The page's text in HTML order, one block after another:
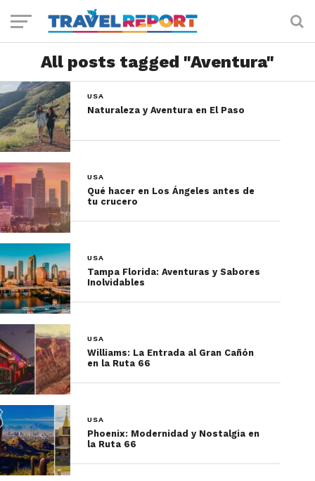
All posts tagged "Aventura"
USA
Naturaleza y Aventura en El Paso
USA
Qué hacer en Los Ángeles antes de
tu crucero
USA
Tampa Florida: Aventuras y Sabores
Inolvidables
USA
Williams: La Entrada al Gran Cañón
en la Ruta 66
USA
Phoenix: Modernidad y Nostalgia en
la Ruta 66